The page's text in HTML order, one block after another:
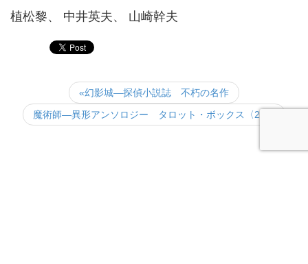
植松黎、 中井英夫、 山崎幹夫
«幻影城―探偵小説誌 不朽の名作
魔術師―異形アンソロジー タロット・ボックス〈2〉»